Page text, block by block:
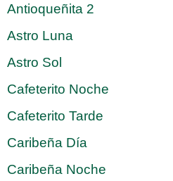
Antioqueñita 2
Astro Luna
Astro Sol
Cafeterito Noche
Cafeterito Tarde
Caribeña Día
Caribeña Noche